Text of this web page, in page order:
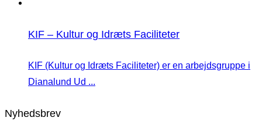
KIF – Kultur og Idræts Faciliteter
KIF (Kultur og Idræts Faciliteter) er en arbejdsgruppe i
Dianalund Ud ...
Nyhedsbrev